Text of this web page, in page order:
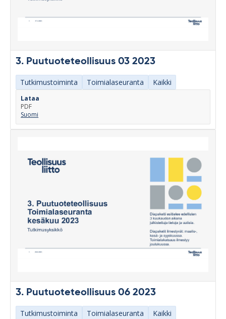
3. Puutuoteteollisuus 03 2023
Tutkimustoiminta Toimialaseuranta Kaikki
Lataa
PDF
Suomi
3. Puutuoteteollisuus 06 2023
Tutkimustoiminta Toimialaseuranta Kaikki